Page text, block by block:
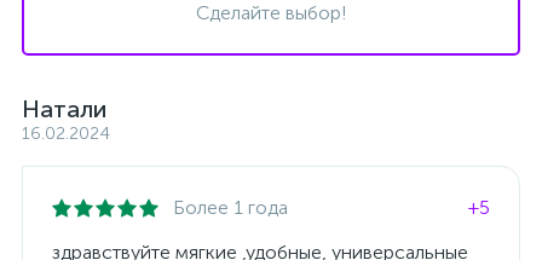
Сделайте выбор!
Натали
16.02.2024
Более 1 года
+5
здравствуйте мягкие ,удобные, универсальные